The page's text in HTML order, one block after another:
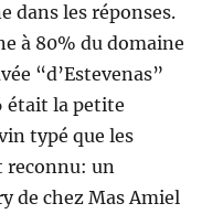
dans les réponses.
à 80% du domaine
“d’Estevenas”
était la petite
typé que les
reconnu: un
de chez Mas Amiel